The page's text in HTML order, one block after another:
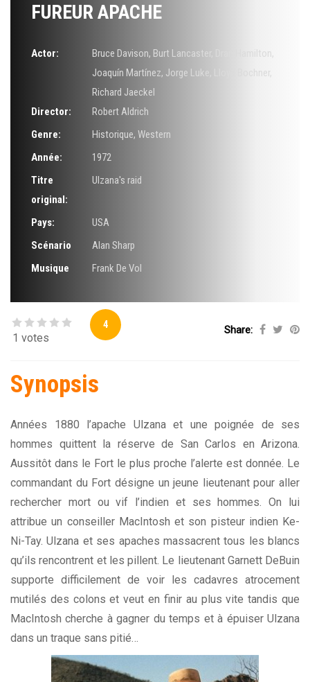
FUREUR APACHE
Actor: Bruce Davison, Burt Lancaster Dran Hamilton,
Joaquín Martínez, Jorge Luke Lloyd Bochner,
Richard Jaeckel
Director:
Robert Aldrich
Genre:
Historique, Western
Année:
1972
Titre
original:
Ulzana's raid
Pays:
USA
Scénario
Alan Sharp
Musique
Frank De Vol
1 votes
4 Share:
Synopsis
Années 1880 l’apache Ulzana et une poignée de ses
hommes quittent la réserve de San Carlos en Arizona.
Aussitôt dans le Fort le plus proche l’alerte est donnée. Le
commandant du Fort désigne un jeune lieutenant pour aller
rechercher mort ou vif l’indien et ses hommes. On lui
attribue un conseiller MacIntosh et son pisteur indien Ke-
Ni-Tay. Ulzana et ses apaches massacrent tous les blancs
qu’ils rencontrent et les pillent. Le lieutenant Garnett DeBuin
supporte difficilement de voir les cadavres atrocement
mutilés des colons et veut en finir au plus vite tandis que
MacIntosh cherche à gagner du temps et à épuiser Ulzana
dans un traque sans pitié…